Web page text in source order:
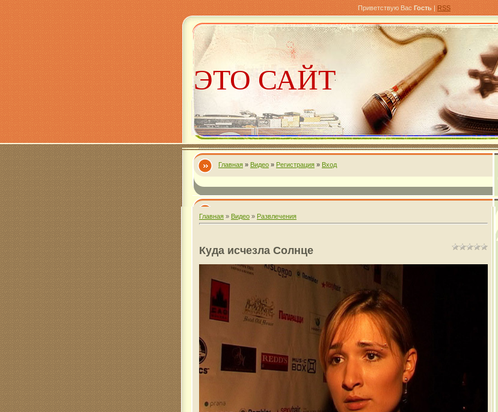
Приветствую Вас Гость | RSS
ЭТО САЙТ
Александра
Комарова
Главная » Видео » Регистрация » Вход
Главная » Видео » Развлечения
Куда исчезла Солнце